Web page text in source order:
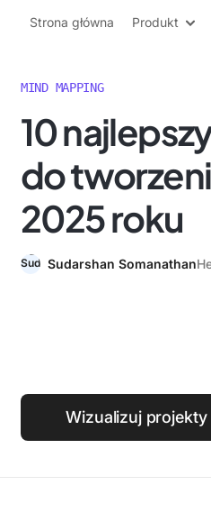
ClickUp Blog
Strona główna Produkt
MIND MAPPING
10
do
2025 roku
Sudarshan Somanathan
Wizualizuj